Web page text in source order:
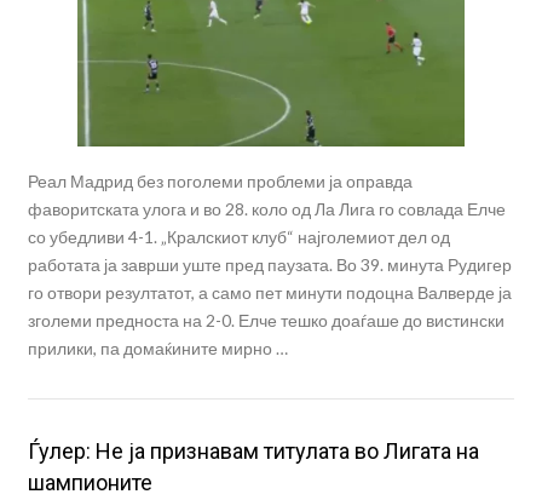
Манчестер Сити веќе му најде замена на Родри, и тоа во голем
ривал!
Реал Мадрид без поголеми проблеми ја оправда
фаворитската улога и во 28. коло од Ла Лига го совлада Елче
со убедливи 4-1. „Кралскиот клуб“ најголемиот дел од
работата ја заврши уште пред паузата. Во 39. минута Рудигер
го отвори резултатот, а само пет минути подоцна Валверде ја
зголеми предноста на 2-0. Елче тешко доаѓаше до вистински
прилики, па домаќините мирно …
Ѓулер: Не ја признавам титулата во Лигата на
шампионите